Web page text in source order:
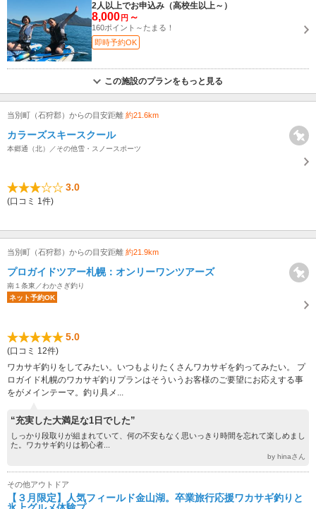
2人以上でお申込み（高校生以上～）
8,000 円 ～
160ポイント～たまる！
即時予約OK
この施設のプランをもっと見る
当別町（石狩郡）からの目安距離 約21.6km
カラーズスキースクール
本郷通（北）／その他雪・スノースポーツ
3.0
(口コミ 1件)
当別町（石狩郡）からの目安距離 約21.9km
プロガイドツアー札幌：オンリーワンツアーズ
南１条東／わかさぎ釣り
ネット予約OK
5.0
(口コミ 12件)
ワカサギ釣りをしてみたい。いつもよりたくさんワカサギを釣ってみたい。 プ
ロガイド札幌のワカサギ釣りプランはそういうお客様のご要望にお応えする事
をがメインテーマ。釣り具メ...
“充実した大満足な1日でした”
しっかり段取りが組まれていて、何の不安もなく思いっきり時間を忘れて楽しめまし
た。ワカサギ釣りは初心者...
by hinaさん
その他アウトドア
【３月限定】人気フィールド金山湖。卒業旅行応援ワカサギ釣りと